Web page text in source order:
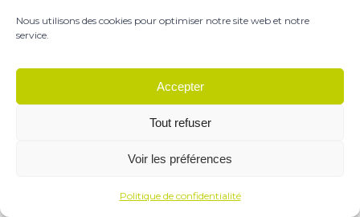
Nous utilisons des cookies pour optimiser notre site web et notre
service.
Accepter
Tout refuser
Voir les préférences
Politique de confidentialité
5 litres vernis VER.2700.5 - 2,5 litres durcisseur lent
DUR.5553.2.5 - 1 litre diluant DIL.S777.1 (Lent)
352,90€
prix
était :
352,90 €.
280,00
CARRO
AJOUTER AU PANIER